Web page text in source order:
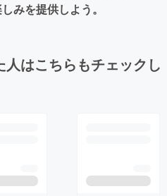
みを提供しよう。
はこちらもチェックし